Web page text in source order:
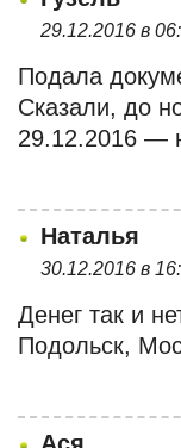
29.12.2016 в
Подала
Сказали, до
29.12.2016 —
Наталья
30.12.2016 в
Денег так и
Подольск,